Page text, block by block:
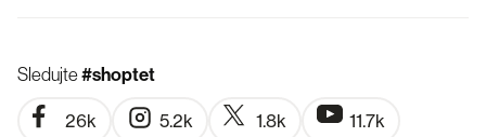
Sledujte#shoptet
26k 5.2k 1.8k 11.7k